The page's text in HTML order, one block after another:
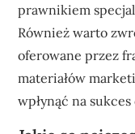
prawnikiem
Również warto
oferowane przez
materiałów
wpłynąć na sukces